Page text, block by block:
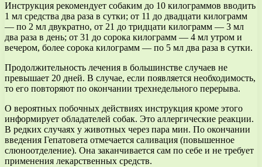
Инструкция рекомендует собаким до 10 килограммов вводить
1 мл средства два раза в сутки; от 11 до двадцати килограмм
— по 2 мл двукратно, от 21 до тридцати килограмм — 3 мл
два раза в день; от 31 до сорока килограмм — 4 мл утром и
вечером, более сорока килограмм — по 5 мл два раза в сутки.
Продолжительность лечения в большинстве случаев не
превышает 20 дней. В случае, если появляется необходимость,
то его повторяют по окончании трехнедельного перерыва.
О вероятных побочных действиях инструкция кроме этого
информирует обладателей собак. Это аллергические реакции.
В редких случаях у животных через пара мин. По окончании
введения Гепатовета отмечается саливация (повышенное
слюноотделение). Она заканчивается сам по себе и не требует
применения лекарственных средств.